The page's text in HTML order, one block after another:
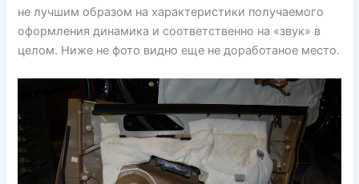
не лучшим образом на характеристики получаемого
оформления динамика и соответственно на «звук» в
целом. Ниже не фото видно еще не доработаное место.